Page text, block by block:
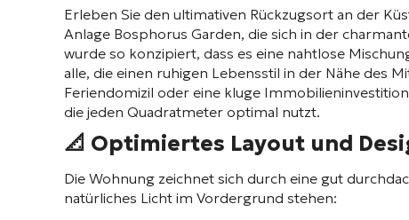
Erleben Sie den ultimativen Rückzugsort an der
Anlage Bosphorus Garden, die sich in der
wurde so konzipiert, dass es eine nahtlose
alle, die einen ruhigen Lebensstil in der Nähe des
Feriendomizil oder eine kluge
die jeden Quadratmeter optimal nutzt.
📐 Optimiertes Layout und
Die Wohnung zeichnet sich durch eine gut
natürliches Licht im Vordergrund stehen: